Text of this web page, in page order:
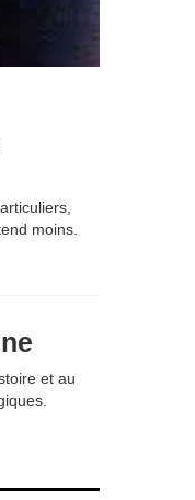
moins.
et au